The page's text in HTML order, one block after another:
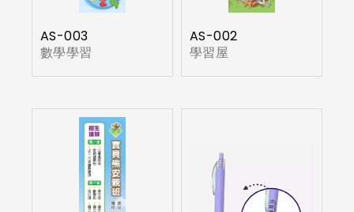
AS-003
數學學習
AS-002
學習屋